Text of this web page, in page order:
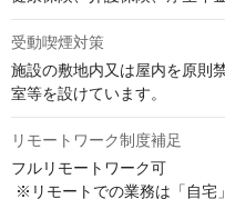
受動喫煙対策
施設の敷地内又は屋内を原則
室等を設けています。
リモートワーク制度補足
フルリモートワーク可